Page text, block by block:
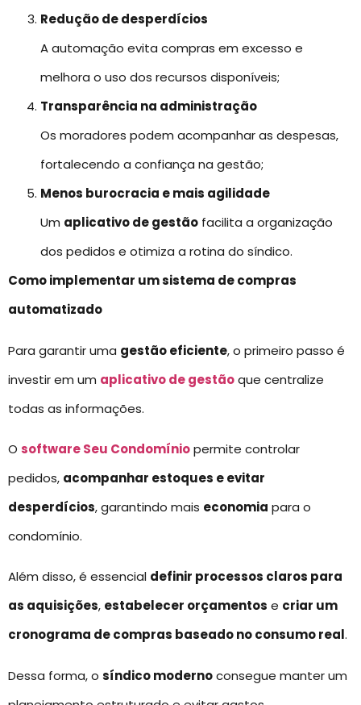
Redução de desperdícios
A automação evita compras em excesso e
melhora o uso dos recursos disponíveis;
Transparência na administração
Os moradores podem acompanhar as despesas,
fortalecendo a confiança na gestão;
Menos burocracia e mais agilidade
Um aplicativo de gestão facilita a organização
dos pedidos e otimiza a rotina do síndico.
Como implementar um sistema de compras
automatizado
Para garantir uma gestão eficiente, o primeiro passo é
investir em um aplicativo de gestãoque centralize
todas as informações.
O software Seu Condomíniopermite controlar
pedidos, acompanhar estoques e evitar
desperdícios, garantindo mais economia para o
condomínio.
Além disso, é essencial definir processos claros para
as aquisições, estabelecer orçamentos e criar um
cronograma de compras baseado no consumo real.
Dessa forma, o síndico modernoconsegue manter um